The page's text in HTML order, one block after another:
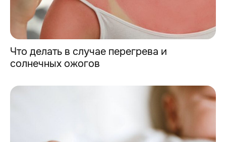
Что делать в случае перегрева и
солнечных ожогов